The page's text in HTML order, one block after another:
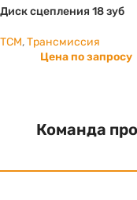
Диск сцепления 18 зуб
TCM,Трансмиссия
Цена по запросу
Команда